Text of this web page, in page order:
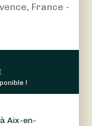
France -
!
Aix-en-